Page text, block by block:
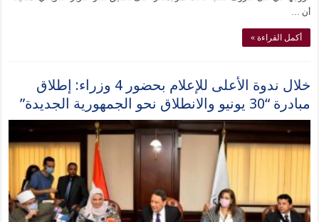
أن …
أكمل القراءة »
خلال ندوة الأعلى للإعلام بحضور 4 وزراء: إطلاق
مبادرة “30 يونيو والانطلاق نحو الجمهورية الجديدة”